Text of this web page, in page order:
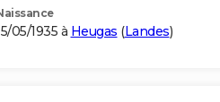
05/1935 à Heugas (Landes)